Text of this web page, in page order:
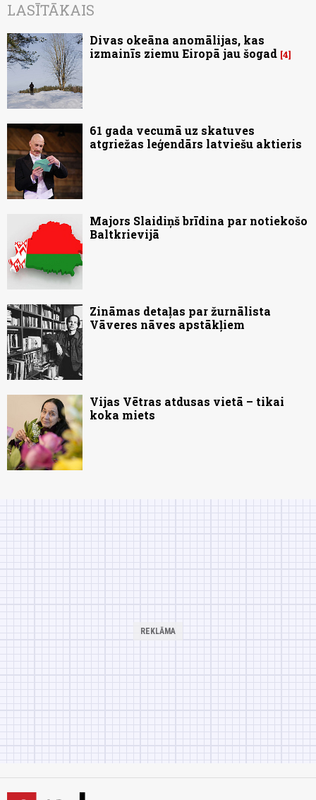
LASĪTĀKAIS
Divas okeāna anomālijas, kas
izmainīs ziemu Eiropā jau šogad 4
61 gada vecumā uz skatuves
atgriežas leģendārs latviešu aktieris
Majors Slaidiņš brīdina par notiekošo
Baltkrievijā
Zināmas detaļas par žurnālista
Vāveres nāves apstākļiem
Vijas Vētras atdusas vietā – tikai
koka miets